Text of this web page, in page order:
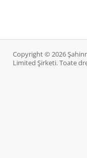
Copyright © 2026
Limited Şirketi. Toate